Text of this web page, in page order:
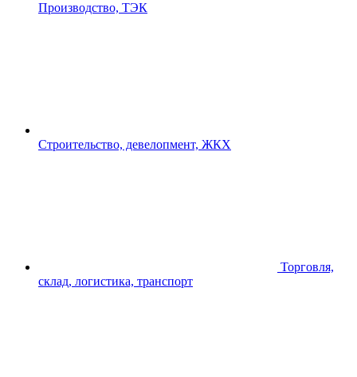
Производство, ТЭК
Строительство, девелопмент, ЖКХ
Торговля,
склад, логистика, транспорт